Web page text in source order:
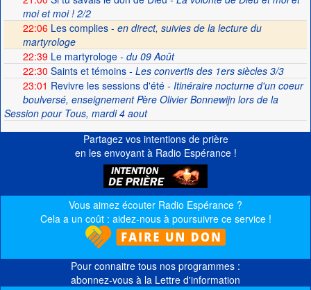
moi et moi ! 2/2
22:06 Les complies - en direct, suivies de la lecture du
martyrologe
22:39Le martyrologe- du 09 Août
22:30 Saints et témoins- Les convertis des 1ers siècles 3/3
23:01 Revivre les sessions d'été- Itinéraire nocturne d'un coeur
boulversé, enseignement Père Olivier Bonnewijn lors de la
Session pour Tous, mardi 4 aout
Partagez vos intentions de prière
en les envoyant à Radio Espérance !
Vous aimez écouter Radio Espérance ?
Cela a un coût : aidez-nous à poursuivre ce service !
Pour connaitre tous nos programmes :
abonnez-vous à la Lettre d'information